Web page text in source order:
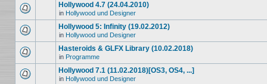
Hollywood 4.7 (24.04.2010)
in Hollywood und Designer
Hollywood 5: Infinity (19.02.2012)
in Hollywood und Designer
Hasteroids & GLFX Library (10.02.2018)
in Programme
Hollywood 7.1 (11.02.2018)[OS3, OS4, ...]
in Hollywood und Designer